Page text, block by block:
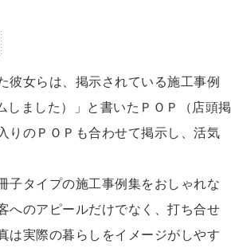
女らは、掲示されている施工事例
ました）」と書いたＰＯＰ（店頭掲
りのＰＯＰも合わせて掲示し、活気
タイプの施工事例集をおしゃれな
へのアピールだけでなく、打ち合せ
は実際の暮らしをイメージがしやす